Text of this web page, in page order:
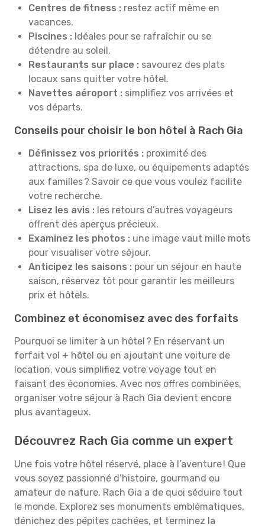
Centres de fitness : restez actif même en
vacances.
Piscines : Idéales pour se rafraîchir ou se
détendre au soleil.
Restaurants sur place : savourez des plats
locaux sans quitter votre hôtel.
Navettes aéroport : simplifiez vos arrivées et
vos départs.
Conseils pour choisir le bon hôtel à Rach Gia
Définissez vos priorités : proximité des
attractions, spa de luxe, ou équipements adaptés
aux familles ? Savoir ce que vous voulez facilite
votre recherche.
Lisez les avis : les retours d’autres voyageurs
offrent des aperçus précieux.
Examinez les photos : une image vaut mille mots
pour visualiser votre séjour.
Anticipez les saisons : pour un séjour en haute
saison, réservez tôt pour garantir les meilleurs
prix et hôtels.
Combinez et économisez avec des forfaits
Pourquoi se limiter à un hôtel ? En réservant un
forfait vol + hôtel ou en ajoutant une voiture de
location, vous simplifiez votre voyage tout en
faisant des économies. Avec nos offres combinées,
organiser votre séjour à Rach Gia devient encore
plus avantageux.
Découvrez Rach Gia comme un expert
Une fois votre hôtel réservé, place à l’aventure ! Que
vous soyez passionné d’histoire, gourmand ou
amateur de nature, Rach Gia a de quoi séduire tout
le monde. Explorez ses monuments emblématiques,
dénichez des pépites cachées, et terminez la